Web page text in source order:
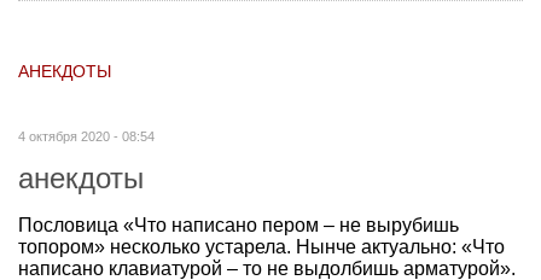
АНЕКДОТЫ
4 октября 2020 - 08:54
анекдоты
Пословица «Что написано пером – не вырубишь
топором» несколько устарела. Нынче актуально: «Что
написано клавиатурой – то не выдолбишь арматурой».